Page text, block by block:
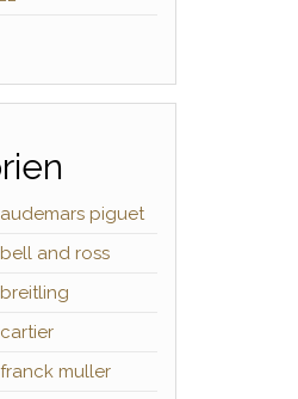
piguet
and ross
muller